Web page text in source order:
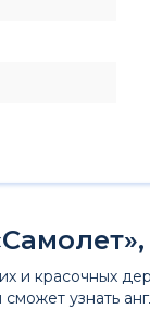
и красочных
узнать